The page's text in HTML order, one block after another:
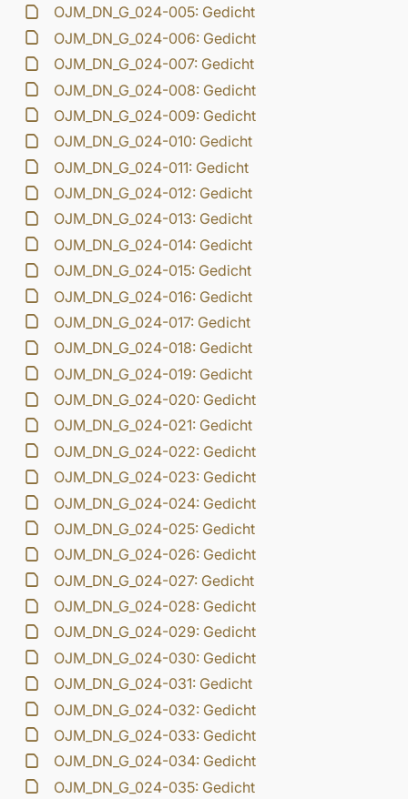
OJM_DN_G_024-005: Gedicht
OJM_DN_G_024-006: Gedicht
OJM_DN_G_024-007: Gedicht
OJM_DN_G_024-008: Gedicht
OJM_DN_G_024-009: Gedicht
OJM_DN_G_024-010: Gedicht
OJM_DN_G_024-011: Gedicht
OJM_DN_G_024-012: Gedicht
OJM_DN_G_024-013: Gedicht
OJM_DN_G_024-014: Gedicht
OJM_DN_G_024-015: Gedicht
OJM_DN_G_024-016: Gedicht
OJM_DN_G_024-017: Gedicht
OJM_DN_G_024-018: Gedicht
OJM_DN_G_024-019: Gedicht
OJM_DN_G_024-020: Gedicht
OJM_DN_G_024-021: Gedicht
OJM_DN_G_024-022: Gedicht
OJM_DN_G_024-023: Gedicht
OJM_DN_G_024-024: Gedicht
OJM_DN_G_024-025: Gedicht
OJM_DN_G_024-026: Gedicht
OJM_DN_G_024-027: Gedicht
OJM_DN_G_024-028: Gedicht
OJM_DN_G_024-029: Gedicht
OJM_DN_G_024-030: Gedicht
OJM_DN_G_024-031: Gedicht
OJM_DN_G_024-032: Gedicht
OJM_DN_G_024-033: Gedicht
OJM_DN_G_024-034: Gedicht
OJM_DN_G_024-035: Gedicht